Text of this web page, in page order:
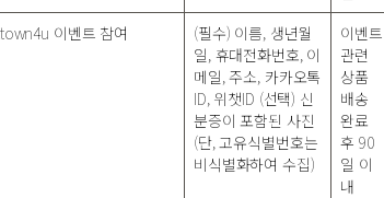
이벤트 참여
(필수) 이름, 생년월
일, 휴대전화번호, 이
메일, 주소, 카카오톡
ID, 위챗ID (선택) 신
분증이 포함된 사진
(단, 고유식별번호는
비식별화하여 수집)
이벤트
관련
상품
배송
완료
후 90
일 이
내